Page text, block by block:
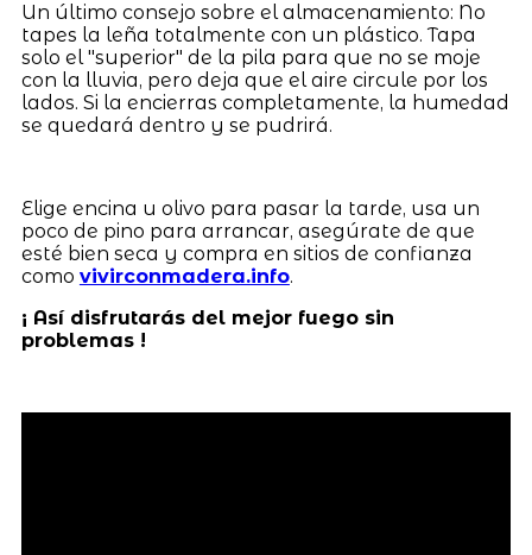
Un último consejo sobre el almacenamiento: No
tapes la leña totalmente con un plástico. Tapa
solo el "superior" de la pila para que no se moje
con la lluvia, pero deja que el aire circule por los
lados. Si la encierras completamente, la humedad
se quedará dentro y se pudrirá.
Elige encina u olivo para pasar la tarde, usa un
poco de pino para arrancar, asegúrate de que
esté bien seca y compra en sitios de confianza
como vivirconmadera.info.
¡ Así disfrutarás del mejor fuego sin
problemas !